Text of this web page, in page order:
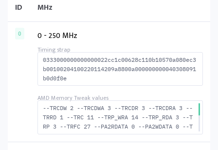
ID MHz
0 0 - 250 MHz
0333000000000000022cc1c00628c110b10570a080ec3
b00100204100220114209a8800a000000000040308091
b0d0f0e
--TRCDW 2 --TRCDWA 3 --TRCDR 3 --TRCDRA 3 --
TRRD 1 --TRC 11 --TRP_WRA 14 --TRP_RDA 3 --T
RP 3 --TRFC 27 --PA2RDATA 0 --PA2WDATA 0 --T
FAW 0 --TCRCRL 1 --TCRCWL 1 --TFAW32 2 --ACT